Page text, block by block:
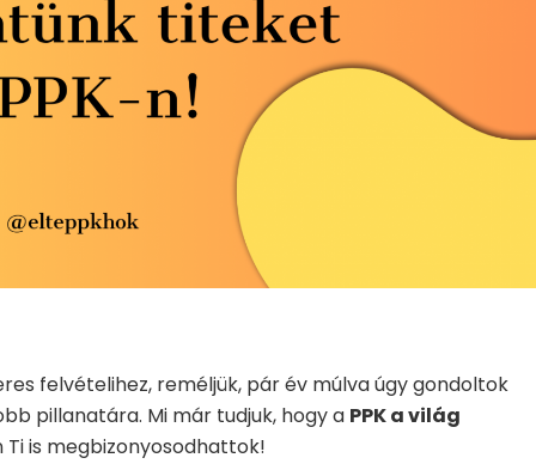
felvételihez, reméljük, pár év múlva úgy gondoltok
pillanatára. Mi már tudjuk, hogy a PPK a világ
is megbizonyosodhattok!